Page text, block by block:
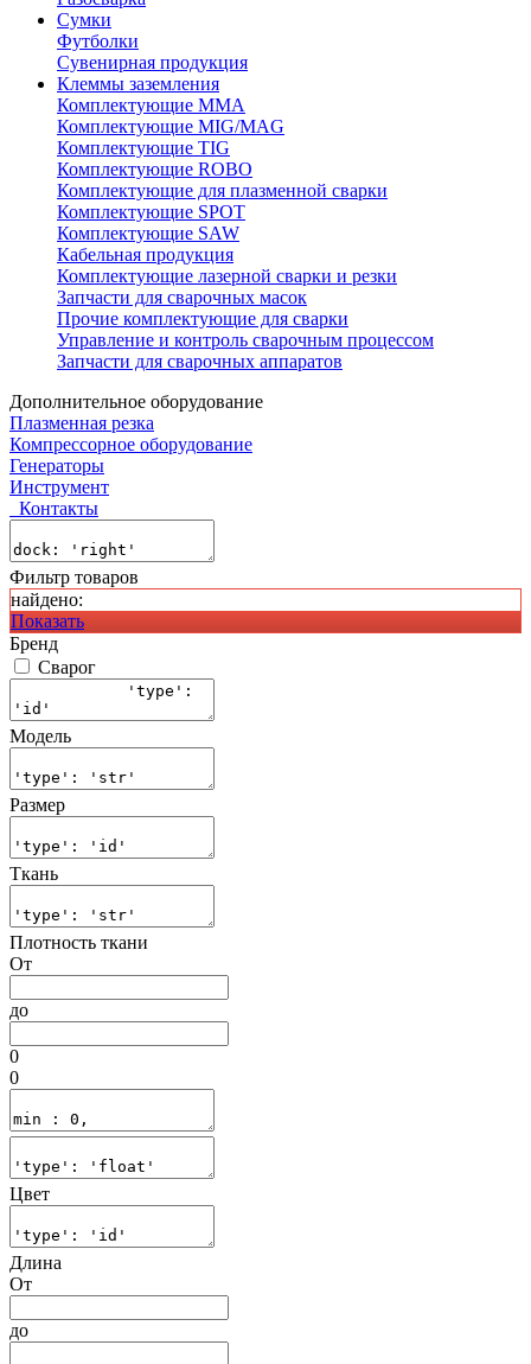
Сумки
Футболки
Сувенирная продукция
Клеммы заземления
Комплектующие ММА
Комплектующие MIG/MAG
Комплектующие TIG
Комплектующие ROBO
Комплектующие для плазменной сварки
Комплектующие SPOT
Комплектующие SAW
Кабельная продукция
Комплектующие лазерной сварки и резки
Запчасти для сварочных масок
Прочие комплектующие для сварки
Управление и контроль сварочным процессом
Запчасти для сварочных аппаратов
Дополнительное оборудование
Плазменная резка
Компрессорное оборудование
Генераторы
Инструмент
Контакты
Фильтр товаров
найдено:
Показать
Бренд
Сварог
Модель
Размер
Ткань
Плотность ткани
От
до
0
0
Цвет
Длина
От
до